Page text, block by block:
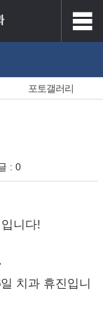
포토갤러리
: 0
니다!
치과 휴진입니